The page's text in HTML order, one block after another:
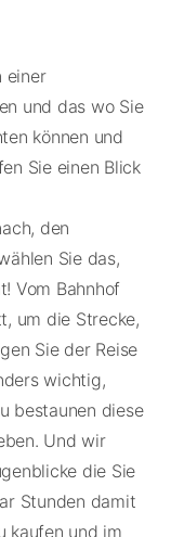
einer
und das wo Sie
können und
Sie einen Blick
den
Sie das,
Vom Bahnhof
um die Strecke,
Sie der Reise
wichtig,
bestaunen diese
Und wir
die Sie
Stunden damit
kaufen und im